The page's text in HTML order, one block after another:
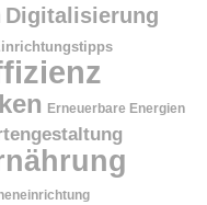
Digitalisierung
Erneuerbare Energien